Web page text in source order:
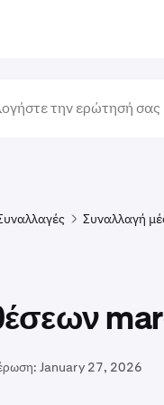
Συναλλαγή
January 27, 2026